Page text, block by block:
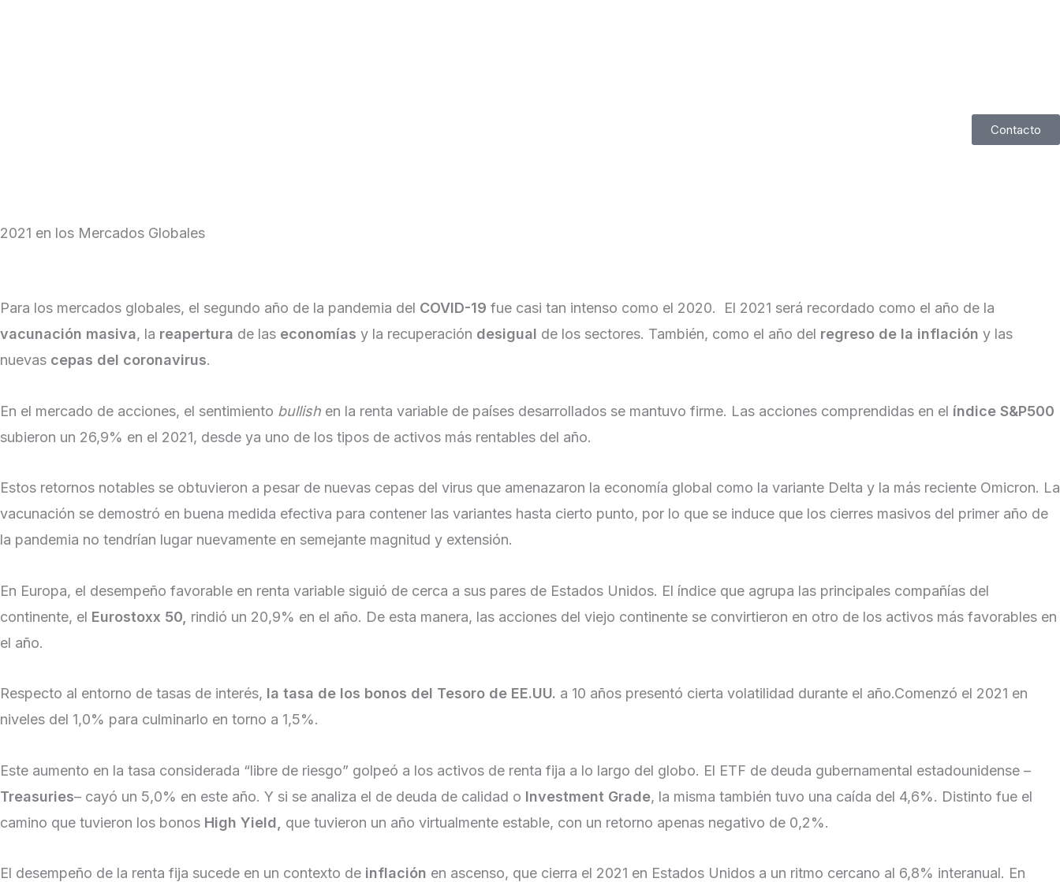
Contacto
2021 en los Mercados Globales
Para los mercados globales, el segundo año de la pandemia del COVID-19 fue casi tan intenso como el 2020. El 2021 será recordado como el año de la
vacunación masiva, la reapertura de las economías y la recuperación desigual de los sectores. También, como el año del regreso de la inflación y las
nuevas cepas del coronavirus.
En el mercado de acciones, el sentimiento bullish en la renta variable de países desarrollados se mantuvo firme. Las acciones comprendidas en el índice S&P500
subieron un 26,9% en el 2021, desde ya uno de los tipos de activos más rentables del año.
Estos retornos notables se obtuvieron a pesar de nuevas cepas del virus que amenazaron la economía global como la variante Delta y la más reciente Omicron. La
vacunación se demostró en buena medida efectiva para contener las variantes hasta cierto punto, por lo que se induce que los cierres masivos del primer año de
la pandemia no tendrían lugar nuevamente en semejante magnitud y extensión.
En Europa, el desempeño favorable en renta variable siguió de cerca a sus pares de Estados Unidos. El índice que agrupa las principales compañías del
continente, el Eurostoxx 50, rindió un 20,9% en el año. De esta manera, las acciones del viejo continente se convirtieron en otro de los activos más favorables en
el año.
Respecto al entorno de tasas de interés, la tasa de los bonos del Tesoro de EE.UU. a 10 años presentó cierta volatilidad durante el año.Comenzó el 2021 en
niveles del 1,0% para culminarlo en torno a 1,5%.
Este aumento en la tasa considerada “libre de riesgo” golpeó a los activos de renta fija a lo largo del globo. El ETF de deuda gubernamental estadounidense –
Treasuries– cayó un 5,0% en este año. Y si se analiza el de deuda de calidad o Investment Grade, la misma también tuvo una caída del 4,6%. Distinto fue el
camino que tuvieron los bonos High Yield, que tuvieron un año virtualmente estable, con un retorno apenas negativo de 0,2%.
El desempeño de la renta fija sucede en un contexto de inflación en ascenso, que cierra el 2021 en Estados Unidos a un ritmo cercano al 6,8% interanual. En